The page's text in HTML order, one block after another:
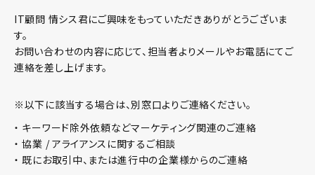
IT顧問 情シス君にご興味をもっていただきありがとうございま
す。
お問い合わせの内容に応じて、担当者よりメールやお電話にてご
連絡を差し上げます。
※以下に該当する場合は、別窓口よりご連絡ください。
・ キーワード除外依頼などマーケティング関連のご連絡
・ 協業 / アライアンスに関するご相談
・ 既にお取引中、または進行中の企業様からのご連絡